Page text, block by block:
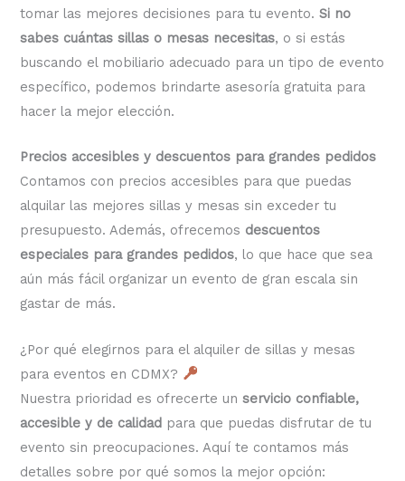
tomar las mejores decisiones para tu evento.Si no
sabes cuántas sillas o mesas necesitas, o si estás
buscando el mobiliario adecuado para un tipo de evento
específico, podemos brindarte asesoría gratuita para
hacer la mejor elección.
Precios accesibles y descuentos para grandes pedidos
Contamos con precios accesibles para que puedas
alquilar las mejores sillas y mesas sin exceder tu
presupuesto. Además, ofrecemos descuentos
especiales para grandes pedidos, lo que hace que sea
aún más fácil organizar un evento de gran escala sin
gastar de más.
¿Por qué elegirnos para el alquiler de sillas y mesas
para eventos en CDMX?
Nuestra prioridad es ofrecerte unservicio confiable,
accesible y de calidad para que puedas disfrutar de tu
evento sin preocupaciones. Aquí te contamos más
detalles sobre por qué somos la mejor opción: